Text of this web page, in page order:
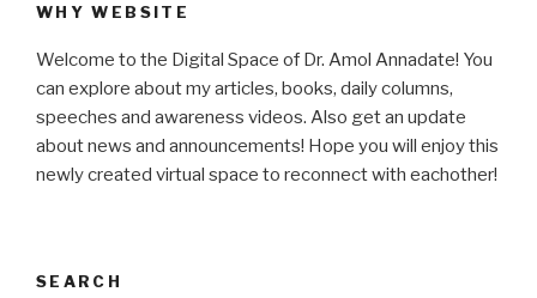
WHY WEBSITE
Welcome to the Digital Space of Dr. Amol Annadate! You
can explore about my articles, books, daily columns,
speeches and awareness videos. Also get an update
about news and announcements! Hope you will enjoy this
newly created virtual space to reconnect with eachother!
SEARCH